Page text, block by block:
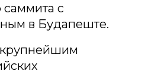
саммита с
в Будапеште.
крупнейшим